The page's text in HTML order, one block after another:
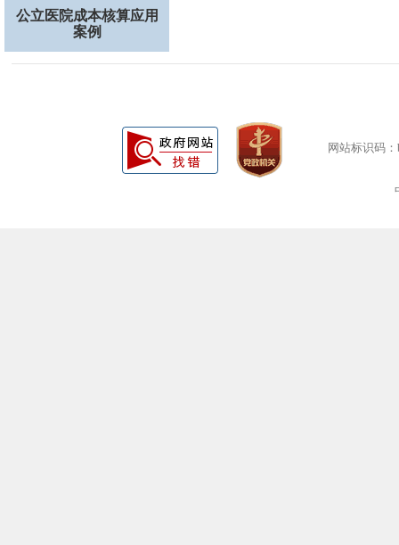
公立医院成本核算应用
案例
网站标识码